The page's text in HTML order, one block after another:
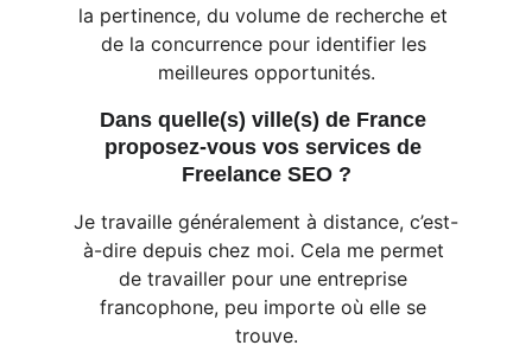
la pertinence, du volume de recherche et
de la concurrence pour identifier les
meilleures opportunités.
Dans quelle(s) ville(s) de France
proposez-vous vos services de
Freelance SEO ?
Je travaille généralement à distance, c’est-
à-dire depuis chez moi. Cela me permet
de travailler pour une entreprise
francophone, peu importe où elle se
trouve.